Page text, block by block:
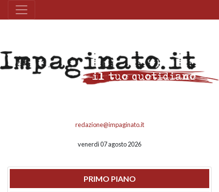
redazione@impaginato.it
venerdì 07 agosto 2026
PRIMO PIANO